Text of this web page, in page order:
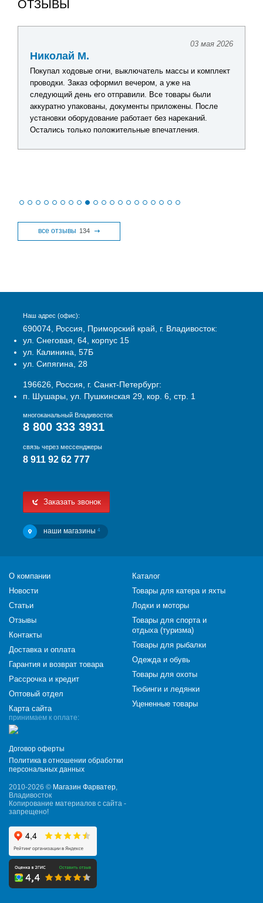
ОТЗЫВЫ
03 мая 2026
Николай М.
Покупал ходовые огни, выключатель массы и комплект
проводки. Заказ оформил вечером, а уже на
следующий день его отправили. Все товары были
аккуратно упакованы, документы приложены. После
установки оборудование работает без нареканий.
Остались только положительные впечатления.
все отзывы 134
Наш адрес (офис):
690074, Россия, Приморский край, г. Владивосток:
ул. Снеговая, 64, корпус 15
ул. Калинина, 57Б
ул. Сипягина, 28
196626, Россия, г. Санкт-Петербург:
п. Шушары, ул. Пушкинская 29, кор. 6, стр. 1
многоканальный Владивосток
8 800 333 3931
связь через мессенджеры
8 911 92 62 777
Заказать звонок
наши магазины 4
принимаем к оплате:
Договор оферты
Политика в отношении обработки
персональных данных
2010-2026 © Магазин Фарватер,
Владивосток
Копирование материалов с сайта -
запрещено!
О компании
Новости
Статьи
Отзывы
Контакты
Доставка и оплата
Гарантия и возврат товара
Рассрочка и кредит
Оптовый отдел
Карта сайта
Каталог
Товары для катера и яхты
Лодки и моторы
Товары для спорта и
отдыха (туризма)
Товары для рыбалки
Одежда и обувь
Товары для охоты
Тюбинги и ледянки
Уцененные товары